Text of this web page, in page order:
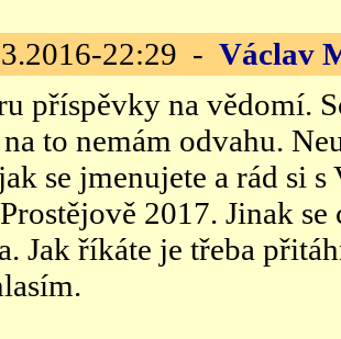
22:29 - Václav
příspěvky na vědomí.
to nemám odvahu.
se jmenujete a rád si
2017. Jinak
Jak říkáte je třeba